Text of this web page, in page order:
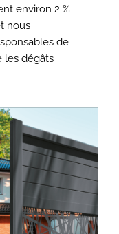
environ 2 %
nous
de
les dégâts